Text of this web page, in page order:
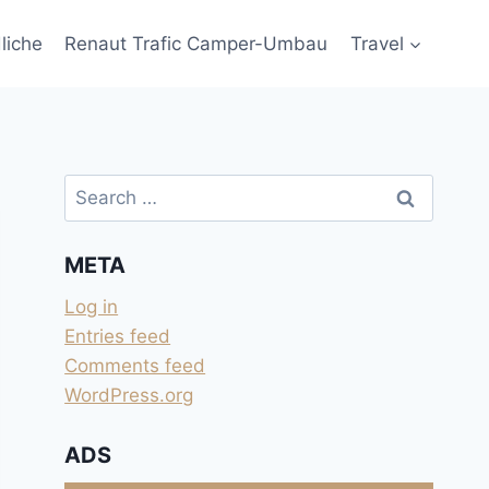
Renaut Trafic Camper-Umbau Travel
Search
for:
META
Log in
Entries feed
Comments feed
WordPress.org
ADS